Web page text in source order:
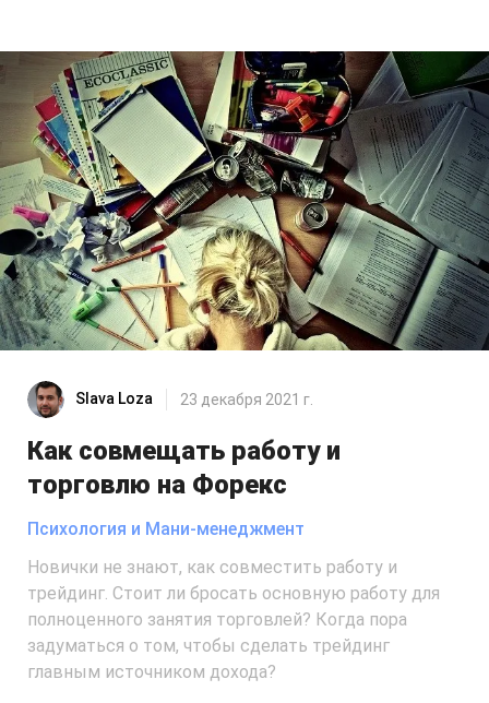
Slava Loza 23 декабря 2021 г.
Как совмещать работу и
торговлю на Форекс
Психология и Мани-менеджмент
Новички не знают, как совместить работу и
трейдинг. Стоит ли бросать основную работу для
полноценного занятия торговлей? Когда пора
задуматься о том, чтобы сделать трейдинг
главным источником дохода?